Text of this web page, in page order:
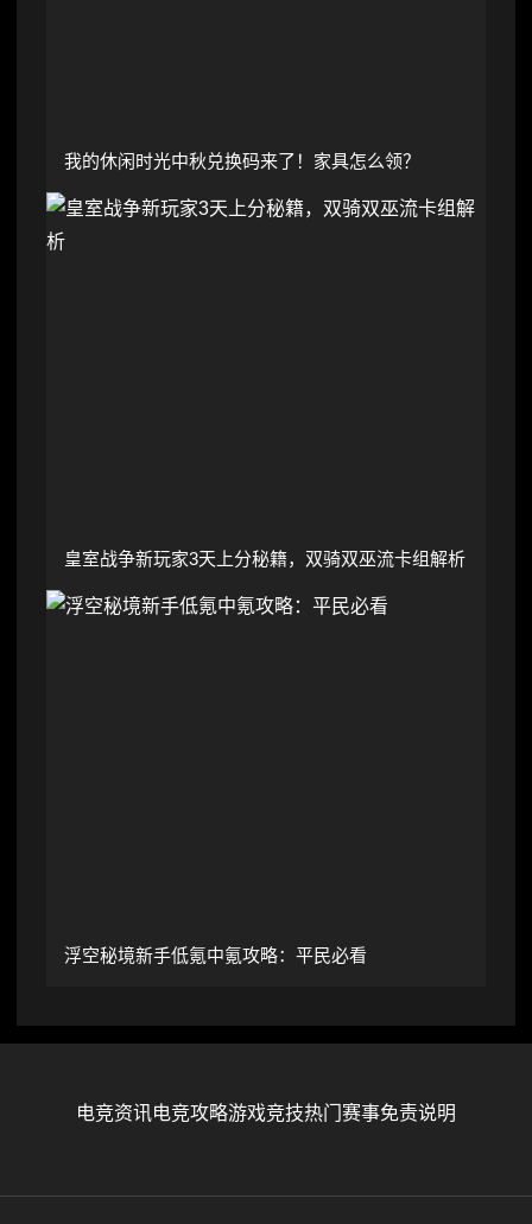
我的休闲时光中秋兑换码来了！家具怎么领？
皇室战争新玩家3天上分秘籍，双骑双巫流卡组解析
浮空秘境新手低氪中氪攻略：平民必看
电竞资讯电竞攻略游戏竞技热门赛事免责说明